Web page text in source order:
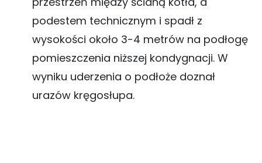
podestem technicznym i spadł z
wysokości około 3-4 metrów na podłogę
pomieszczenia niższej kondygnacji. W
wyniku uderzenia o podłoże doznał
urazów kręgosłupa.